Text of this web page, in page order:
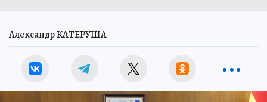
Александр КАТЕРУША